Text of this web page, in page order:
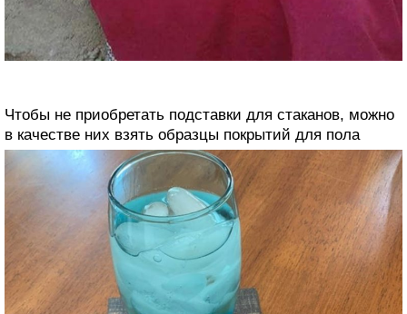
Чтобы не приобретать подставки для стаканов, можно
в качестве них взять образцы покрытий для пола